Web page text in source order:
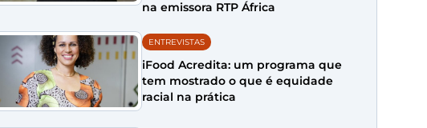
na emissora RTP África
ENTREVISTAS
iFood Acredita: um programa que
tem mostrado o que é equidade
racial na prática